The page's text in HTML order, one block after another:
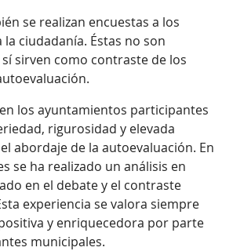
se realizan encuestas a los
la ciudadanía. Éstas no son
sirven como contraste de los
los ayuntamientos participantes
rigurosidad y elevada
abordaje de la autoevaluación. En
se ha realizado un análisis en
en el debate y el contraste
experiencia se valora siempre
y enriquecedora por parte
municipales.